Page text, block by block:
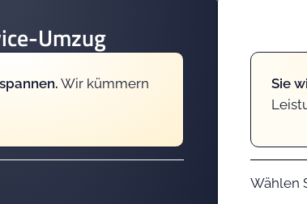
Umzug
Wir kümmern
Sie
Wählen